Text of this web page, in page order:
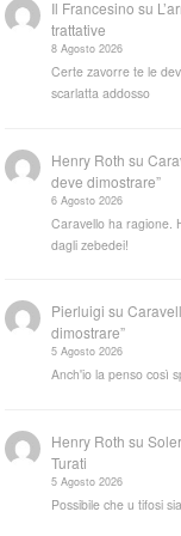
Il Francesino su
trattative
8 Agosto 2026
Certe zavorre te le
scarlatta addosso
Henry Roth su
deve dimostrare”
6 Agosto 2026
Caravello ha ragione.
dagli zebedei!
Pierluigi su
dimostrare”
5 Agosto 2026
Anch'io la penso così
Henry Roth su
Turati
5 Agosto 2026
Possibile che u tifosi